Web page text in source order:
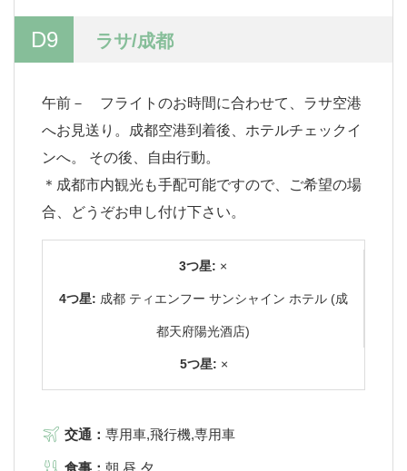
D9 ラサ/成都
午前－ フライトのお時間に合わせて、ラサ空港
へお見送り。成都空港到着後、ホテルチェックイ
ンへ。 その後、自由行動。
＊成都市内観光も手配可能ですので、ご希望の場
合、どうぞお申し付け下さい。
3つ星: ×
4つ星: 成都 ティエンフー サンシャイン ホテル (成
都天府陽光酒店)
5つ星: ×
交通： 専用車,飛行機,専用車
食事： 朝,昼,夕